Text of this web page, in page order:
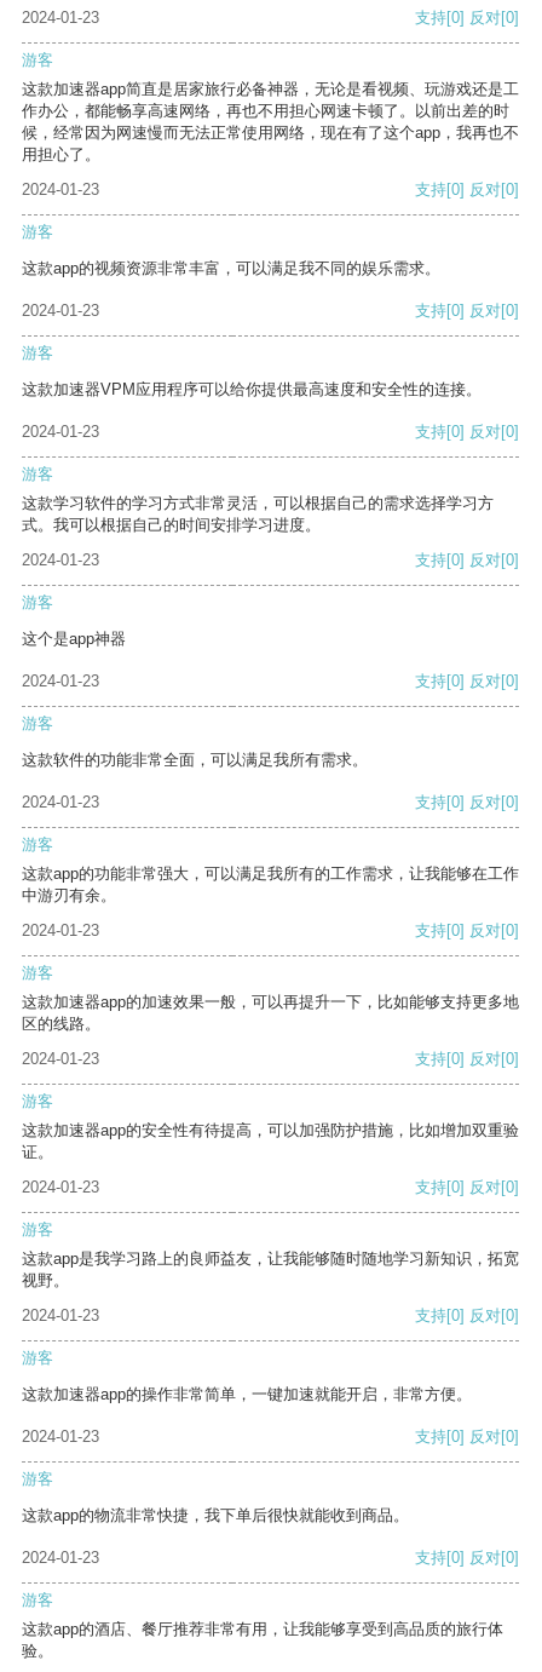
2024-01-23 支持[0] 反对[0]
游客
这款加速器app简直是居家旅行必备神器，无论是看视频、玩游戏还是工
作办公，都能畅享高速网络，再也不用担心网速卡顿了。以前出差的时
候，经常因为网速慢而无法正常使用网络，现在有了这个app，我再也不
用担心了。
2024-01-23
支持[0] 反对[0]
游客
这款app的视频资源非常丰富，可以满足我不同的娱乐需求。
2024-01-23 支持[0] 反对[0]
游客
这款加速器VPM应用程序可以给你提供最高速度和安全性的连接。
2024-01-23 支持[0] 反对[0]
游客
这款学习软件的学习方式非常灵活，可以根据自己的需求选择学习方
式。我可以根据自己的时间安排学习进度。
2024-01-23
支持[0] 反对[0]
游客
这个是app神器
2024-01-23 支持[0] 反对[0]
游客
这款软件的功能非常全面，可以满足我所有需求。
2024-01-23 支持[0] 反对[0]
游客
这款app的功能非常强大，可以满足我所有的工作需求，让我能够在工作
中游刃有余。
2024-01-23
支持[0] 反对[0]
游客
这款加速器app的加速效果一般，可以再提升一下，比如能够支持更多地
区的线路。
2024-01-23
支持[0] 反对[0]
游客
这款加速器app的安全性有待提高，可以加强防护措施，比如增加双重验
证。
2024-01-23
支持[0] 反对[0]
游客
这款app是我学习路上的良师益友，让我能够随时随地学习新知识，拓宽
视野。
2024-01-23
支持[0] 反对[0]
游客
这款加速器app的操作非常简单，一键加速就能开启，非常方便。
2024-01-23 支持[0] 反对[0]
游客
这款app的物流非常快捷，我下单后很快就能收到商品。
2024-01-23 支持[0] 反对[0]
游客
这款app的酒店、餐厅推荐非常有用，让我能够享受到高品质的旅行体
验。